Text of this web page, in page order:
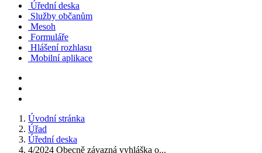
Úřední deska
Služby občanům
Mesoh
Formuláře
Hlášení rozhlasu
Mobilní aplikace
Úvodní stránka
Úřad
Úřední deska
4/2024 Obecně závazná vyhláška o...